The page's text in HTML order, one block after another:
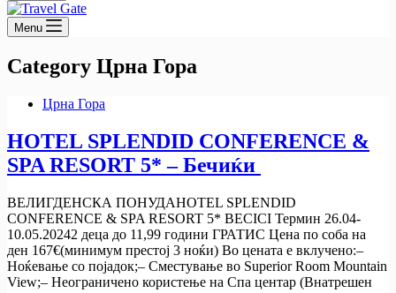
Menu
Category Црна Гора
Црна Гора
HOTEL SPLENDID CONFERENCE &
SPA RESORT 5* – Бечиќи
ВЕЛИГДЕНСКА ПОНУДАHOTEL SPLENDID
CONFERENCE & SPA RESORT 5* BECICI Термин 26.04-
10.05.20242 деца до 11,99 години ГРАТИС Цена по соба на
ден 167€(минимум престој 3 ноќи) Во цената е вклучено:–
Ноќевање со појадок;– Сместување во Superior Room Mountain
View;– Неограничено користење на Спа центар (Внатрешен